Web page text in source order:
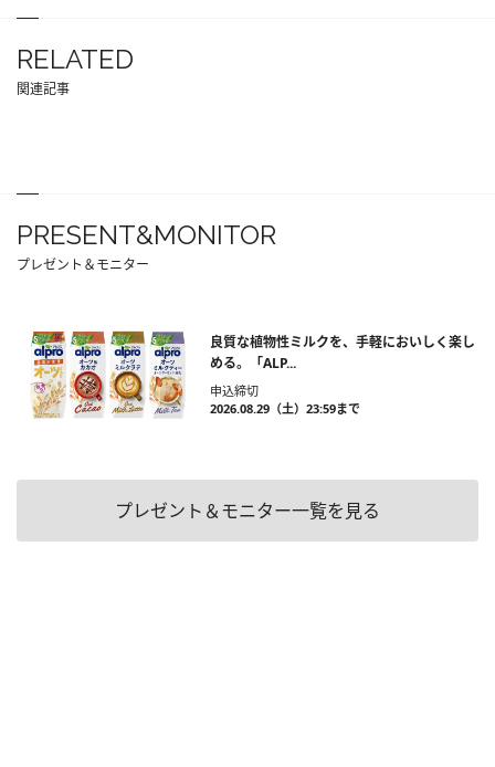
RELATED
関連記事
PRESENT&MONITOR
プレゼント＆モニター
良質な植物性ミルクを、手軽においしく楽し
める。「ALP...
申込締切
2026.08.29（土）23:59まで
プレゼント＆モニター一覧を見る